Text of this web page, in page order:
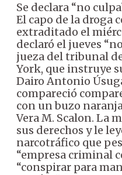
Se declara “no
El capo de la droga
extraditado el
declaró el jueves
jueza del tribunal
York, que instruye
Dairo Antonio
compareció
con un buzo
Vera M. Scalon. La
sus derechos y le
narcotráfico que
“empresa criminal
“conspirar para